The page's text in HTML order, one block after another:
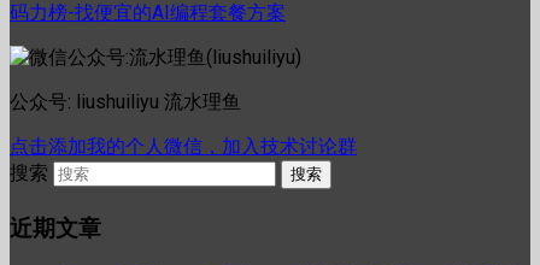
码力榜-找便宜的AI编程套餐方案
公众号: liushuiliyu 流水理鱼
点击添加我的个人微信，加入技术讨论群
搜索
近期文章